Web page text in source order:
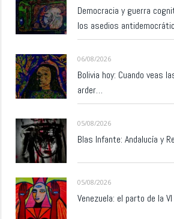
Democracia y guerra
los asedios
06/08/2026
Bolivia hoy: Cuando veas
arder…
05/08/2026
Blas Infante: Andalucía y
05/08/2026
Venezuela: el parto de la